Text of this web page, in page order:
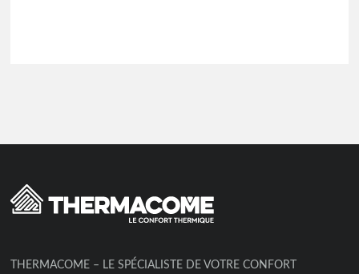
THERMACOME – LE SPÉCIALISTE DE VOTRE CONFORT